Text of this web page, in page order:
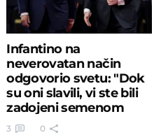
Infantino na
neverovatan način
odgovorio svetu: "Dok
su oni slavili, vi ste bili
zadojeni semenom
mržnje"
3 0